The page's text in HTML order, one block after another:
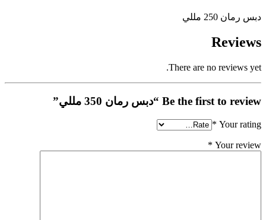
دبس رمان 250 مللي
Reviews
There are no reviews yet.
Be the first to review “دبس رمان 350 مللي”
Your rating
*
Your review
*